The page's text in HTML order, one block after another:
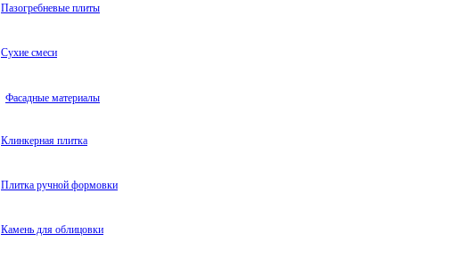
Пазогребневые плиты
Сухие смеси
Фасадные материалы
Клинкерная плитка
Плитка ручной формовки
Камень для облицовки